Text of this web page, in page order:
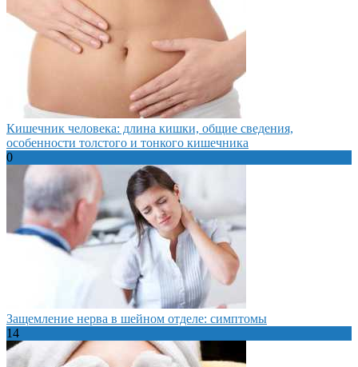
Кишечник человека: длина кишки, общие сведения,
особенности толстого и тонкого кишечника
0
Защемление нерва в шейном отделе: симптомы
14